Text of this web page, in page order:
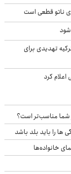
ناتو قطعی است
تهدیدی برای
کرد
شما مناسب‌تر است؟
ها را باید بلد باشد